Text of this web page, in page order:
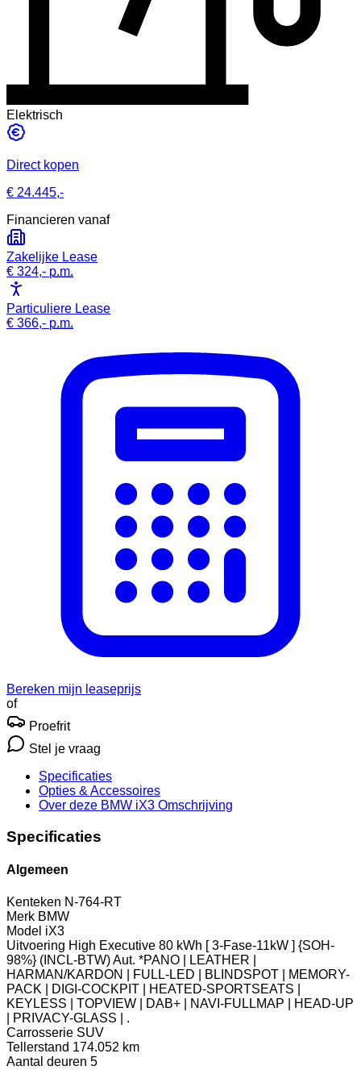
Elektrisch
Direct kopen
€ 24.445,-
Financieren vanaf
Zakelijke Lease
€ 324,- p.m.
Particuliere Lease
€ 366,- p.m.
Bereken mijn leaseprijs
of
Proefrit
Stel je vraag
Specificaties
Opties & Accessoires
Over deze BMW iX3 Omschrijving
Specificaties
Algemeen
Kenteken N-764-RT
Merk BMW
Model iX3
Uitvoering High Executive 80 kWh [ 3-Fase-11kW ] {SOH-
98%} (INCL-BTW) Aut. *PANO | LEATHER |
HARMAN/KARDON | FULL-LED | BLINDSPOT | MEMORY-
PACK | DIGI-COCKPIT | HEATED-SPORTSEATS |
KEYLESS | TOPVIEW | DAB+ | NAVI-FULLMAP | HEAD-UP
| PRIVACY-GLASS | .
Carrosserie SUV
Tellerstand 174.052 km
Aantal deuren 5